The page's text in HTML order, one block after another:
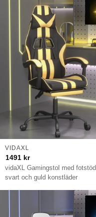
vidaXL Gamingstol med fotstöd
svart och guld konstläder
VIDAXL
1491 kr